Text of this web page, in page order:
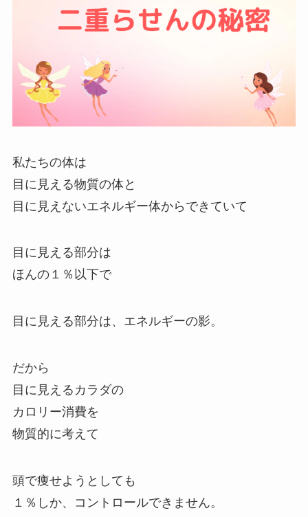
私たちの体は
目に見える物質の体と
目に見えないエネルギー体からできていて
目に見える部分は
ほんの１％以下で
目に見える部分は、エネルギーの影。
だから
目に見えるカラダの
カロリー消費を
物質的に考えて
頭で痩せようとしても
１％しか、コントロールできません。